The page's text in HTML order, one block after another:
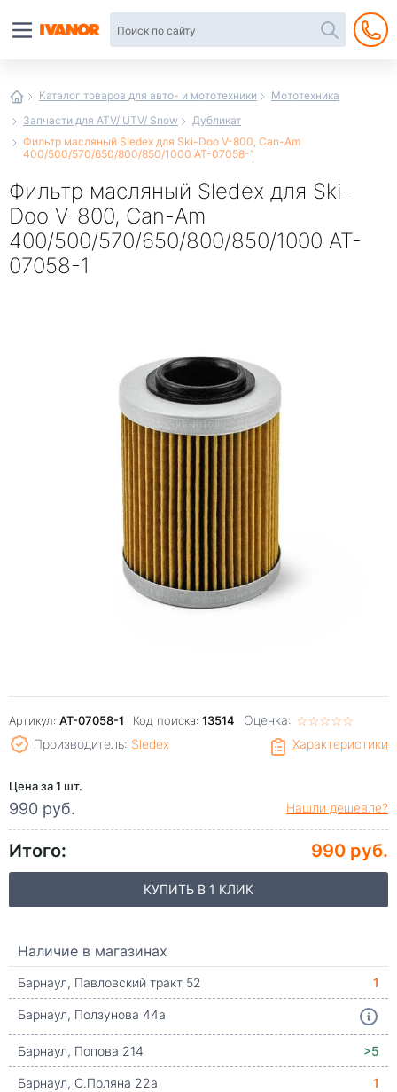
Каталог товаров для авто- и мототехники
Мототехника
Запчасти для ATV/ UTV/ Snow
Дубликат
Фильтр масляный Sledex для Ski-Doo V-800, Can-Am
400/500/570/650/800/850/1000 AT-07058-1
Фильтр масляный Sledex для Ski-
Doo V-800, Can-Am
400/500/570/650/800/850/1000 AT-
07058-1
Артикул: AT-07058-1 Код поиска: 13514 Оценка: ☆☆☆☆☆
★★★★★
Характеристики
Производитель: Sledex
Цена за 1 шт.
990 руб. Нашли дешевле?
Итого: 990 руб.
КУПИТЬ В 1 КЛИК
Наличие в магазинах
Барнаул, Павловский тракт 52
1
Барнаул, Ползунова 44а
Барнаул, Попова 214
>5
Барнаул, С.Поляна 22а
1
интернет-